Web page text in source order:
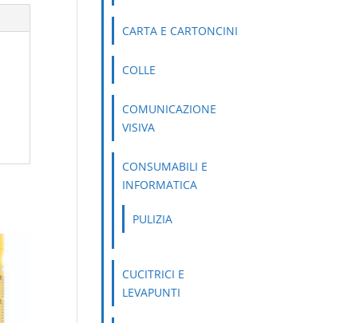
CARTA E CARTONCINI
COLLE
COMUNICAZIONE
VISIVA
CONSUMABILI E
INFORMATICA
PULIZIA
CUCITRICI E
LEVAPUNTI